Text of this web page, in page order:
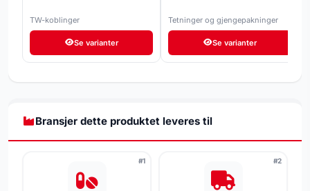
TW-koblinger
Se varianter
Tetninger og gjengepakninger
Se varianter
Bransjer dette produktet leveres til
#1 #2